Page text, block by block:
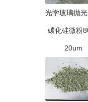
光学玻璃抛
碳化硅微粉
20um